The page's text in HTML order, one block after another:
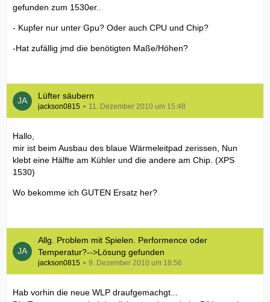
gefunden zum 1530er..
- Kupfer nur unter Gpu? Oder auch CPU und Chip?
-Hat zufällig jmd die benötigten Maße/Höhen?
Lüfter säubern
jackson0815 11. Dezember 2010 um 15:48
Hallo,
mir ist beim Ausbau des blaue Wärmeleitpad zerissen, Nun
klebt eine Hälfte am Kühler und die andere am Chip. (XPS
1530)
Wo bekomme ich GUTEN Ersatz her?
Allg. Problem mit Spielen. Performence oder
Temperatur?-->Lösung gefunden
jackson0815 9. Dezember 2010 um 18:56
Hab vorhin die neue WLP draufgemachgt...